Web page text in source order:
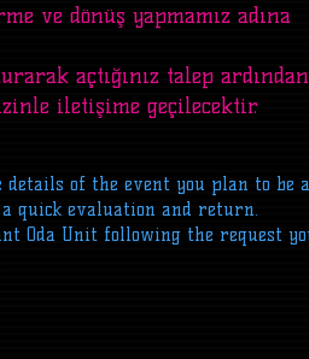
ve dönüş yapmamız adına
açtığınız talep ardından
iletişime geçilecektir.
of the event you plan to be a
quick evaluation and return.
Oda Unit following the request